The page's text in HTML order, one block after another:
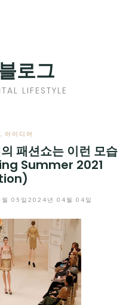
로그
LIFESTYLE
아이디어
패션쇼는 이런 모습
Summer 2021
05일 2024년 04월 04일
CHILD
MENU
EXPAND
MENU
EXPAND
CHILD
MENU
EXPAND
CHILD
MENU